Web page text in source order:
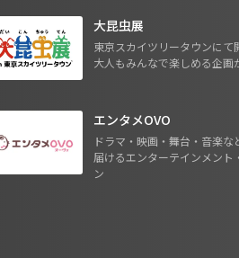
大昆虫展
東京スカイツリータウンにて
大人もみんなで楽しめる企画
エンタメOVO
ドラマ・映画・舞台・音楽な
届けるエンターテインメント
ン